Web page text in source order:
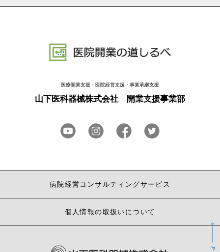
医療開業支援・医院経営支援・事業承継支援
山下医科器械株式会社 開業支援事業部
病院経営コンサルティングサービス
個人情報の取扱いについて